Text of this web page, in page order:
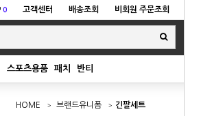
0 고객센터 배송조회 비회원 주문조회
스포츠용품 패치 반티
HOME 브랜드유니폼 긴팔세트